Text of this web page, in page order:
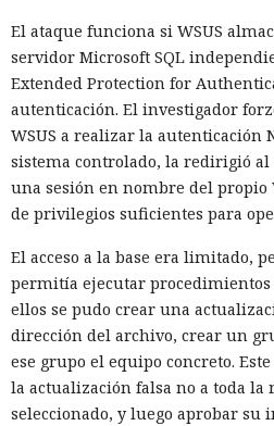
El ataque funciona si WSUS
servidor Microsoft SQL
Extended Protection for
autenticación. El investigador
WSUS a realizar la autenticación
sistema controlado, la redirigió al
una sesión en nombre del propio
de privilegios suficientes para
El acceso a la base era limitado,
permitía ejecutar procedimientos
ellos se pudo crear una
dirección del archivo, crear un
ese grupo el equipo concreto.
la actualización falsa no a toda la
seleccionado, y luego aprobar su